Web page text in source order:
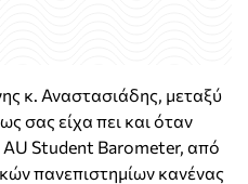
κ. Αναστασιάδης, μεταξύ
σας είχα πει και όταν
Student Barometer, από
πανεπιστημίων κανένας